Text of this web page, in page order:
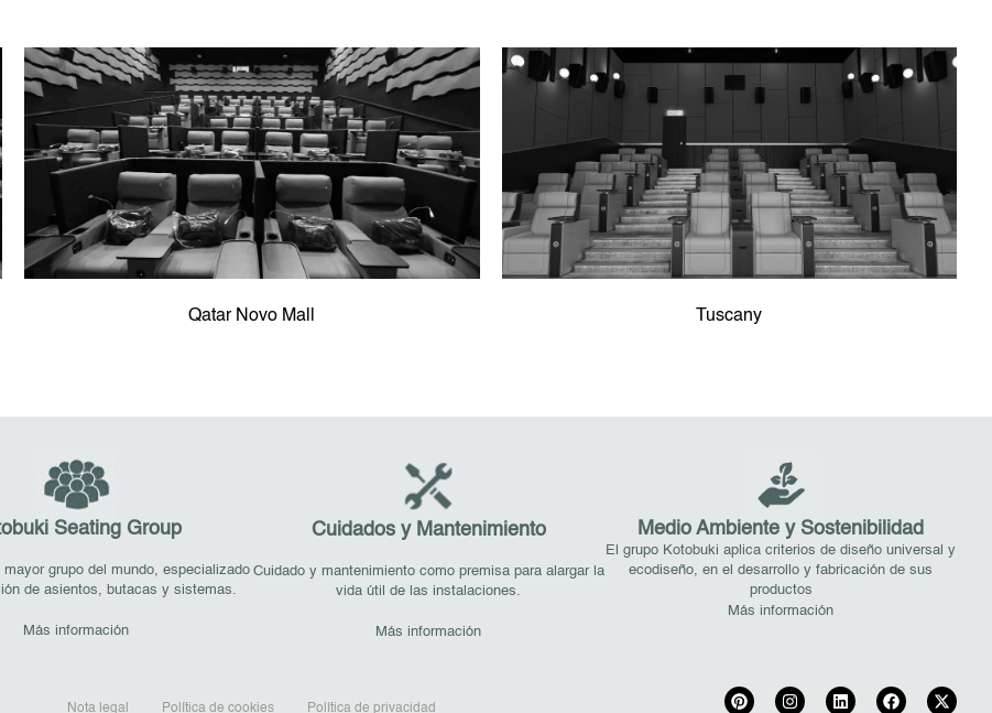
Qatar Novo Mall Tuscany
Seating Group
mayor grupo del mundo, especializado
de asientos, butacas y sistemas.
Más información
Cuidados y Mantenimiento
Cuidado y mantenimiento como premisa para alargar la
vida útil de las instalaciones.
Más información
Medio Ambiente y Sostenibilidad
El grupo Kotobuki aplica criterios de diseño universal y
ecodiseño, en el desarrollo y fabricación de sus
productos
Más información
Nota legal Política de cookies Política de privacidad